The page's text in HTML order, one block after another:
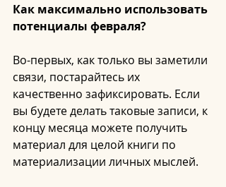
Как максимально использовать
потенциалы февраля?
Во-первых, как только вы заметили
связи, постарайтесь их
качественно зафиксировать. Если
вы будете делать таковые записи, к
концу месяца можете получить
материал для целой книги по
материализации личных мыслей.